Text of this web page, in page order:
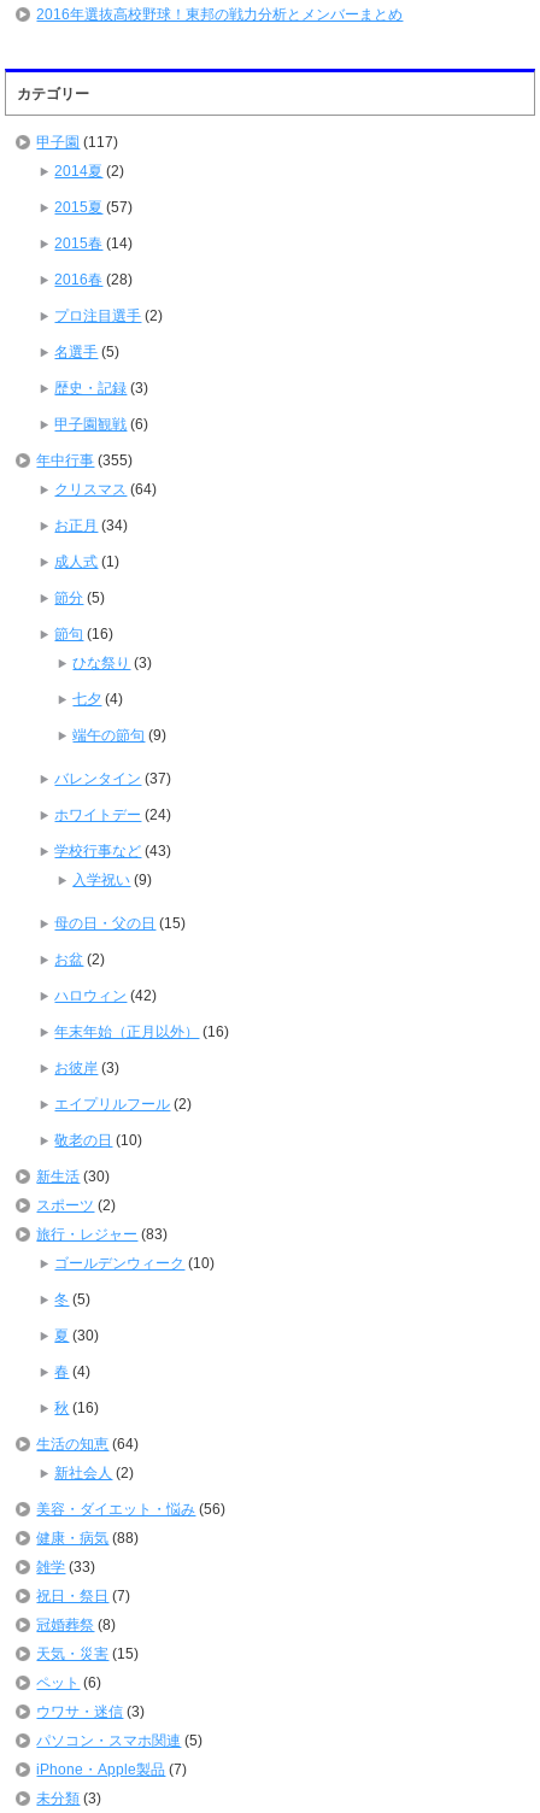
2016年選抜高校野球！東邦の戦力分析とメンバーまとめ
カテゴリー
甲子園 (117)
2014夏 (2)
2015夏 (57)
2015春 (14)
2016春 (28)
プロ注目選手 (2)
名選手 (5)
歴史・記録 (3)
甲子園観戦 (6)
年中行事 (355)
クリスマス (64)
お正月 (34)
成人式 (1)
節分 (5)
節句 (16)
ひな祭り (3)
七夕 (4)
端午の節句 (9)
バレンタイン (37)
ホワイトデー (24)
学校行事など (43)
入学祝い (9)
母の日・父の日 (15)
お盆 (2)
ハロウィン (42)
年末年始（正月以外） (16)
お彼岸 (3)
エイプリルフール (2)
敬老の日 (10)
新生活 (30)
スポーツ (2)
旅行・レジャー (83)
ゴールデンウィーク (10)
冬 (5)
夏 (30)
春 (4)
秋 (16)
生活の知恵 (64)
新社会人 (2)
美容・ダイエット・悩み (56)
健康・病気 (88)
雑学 (33)
祝日・祭日 (7)
冠婚葬祭 (8)
天気・災害 (15)
ペット (6)
ウワサ・迷信 (3)
パソコン・スマホ関連 (5)
iPhone・Apple製品 (7)
未分類 (3)